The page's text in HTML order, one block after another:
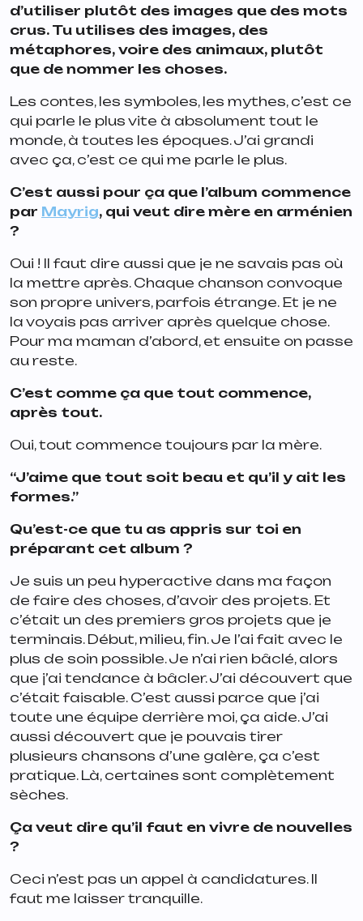
d’utiliser plutôt des images que des mots
crus. Tu utilises des images, des
métaphores, voire des animaux, plutôt
que de nommer les choses.
Les contes, les symboles, les mythes, c’est ce
qui parle le plus vite à absolument tout le
monde, à toutes les époques. J’ai grandi
avec ça, c’est ce qui me parle le plus.
C’est aussi pour ça que l’album commence
par Mayrig, qui veut dire mère en arménien
?
Oui ! Il faut dire aussi que je ne savais pas où
la mettre après. Chaque chanson convoque
son propre univers, parfois étrange. Et je ne
la voyais pas arriver après quelque chose.
Pour ma maman d’abord, et ensuite on passe
au reste.
C’est comme ça que tout commence,
après tout.
Oui, tout commence toujours par la mère.
“J’aime que tout soit beau et qu’il y ait les
formes.”
Qu’est-ce que tu as appris sur toi en
préparant cet album ?
Je suis un peu hyperactive dans ma façon
de faire des choses, d’avoir des projets. Et
c’était un des premiers gros projets que je
terminais. Début, milieu, fin. Je l’ai fait avec le
plus de soin possible. Je n’ai rien bâclé, alors
que j’ai tendance à bâcler. J’ai découvert que
c’était faisable. C’est aussi parce que j’ai
toute une équipe derrière moi, ça aide. J’ai
aussi découvert que je pouvais tirer
plusieurs chansons d’une galère, ça c’est
pratique. Là, certaines sont complètement
sèches.
Ça veut dire qu’il faut en vivre de nouvelles
?
Ceci n’est pas un appel à candidatures. Il
faut me laisser tranquille.